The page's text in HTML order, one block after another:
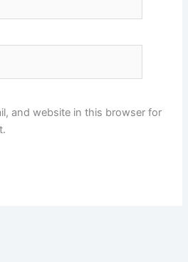
and website in this browser for